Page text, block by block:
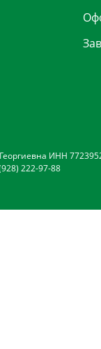
ИНН
222-97-88